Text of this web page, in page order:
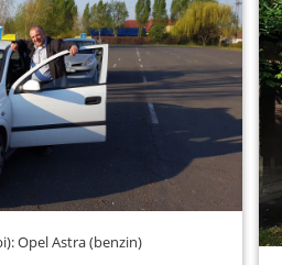
Opel Astra (benzin)